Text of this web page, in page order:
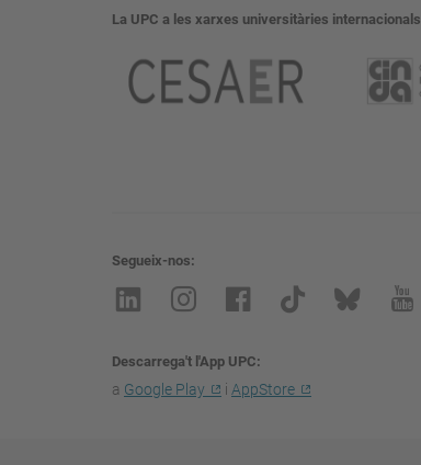
La UPC a les xarxes universitàries internacionals
Segueix-nos
Descarrega't l'App UPC
a Google Play i AppStore